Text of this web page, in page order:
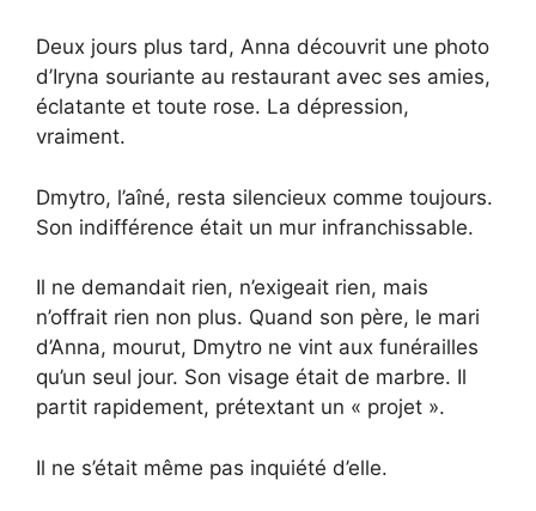
Deux jours plus tard, Anna découvrit une photo
d’Iryna souriante au restaurant avec ses amies,
éclatante et toute rose. La dépression,
vraiment.
Dmytro, l’aîné, resta silencieux comme toujours.
Son indifférence était un mur infranchissable.
Il ne demandait rien, n’exigeait rien, mais
n’offrait rien non plus. Quand son père, le mari
d’Anna, mourut, Dmytro ne vint aux funérailles
qu’un seul jour. Son visage était de marbre. Il
partit rapidement, prétextant un « projet ».
Il ne s’était même pas inquiété d’elle.